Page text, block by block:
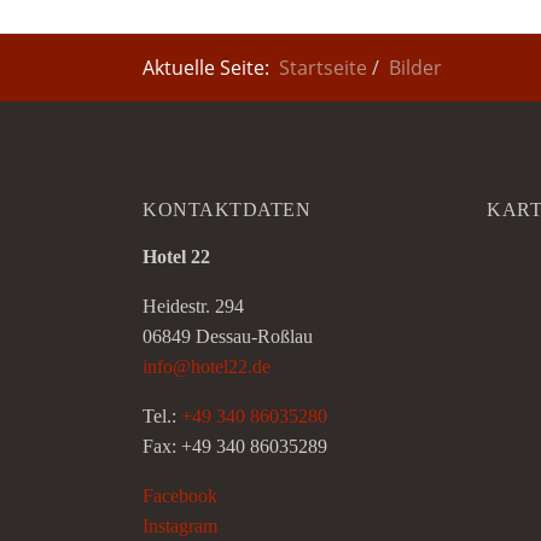
Aktuelle Seite: Startseite Bilder
KONTAKTDATEN
Hotel 22
Heidestr. 294
06849 Dessau-Roßlau
info@hotel22.de
Tel.: +49 340 86035280
Fax: +49 340 86035289
Facebook
Instagram